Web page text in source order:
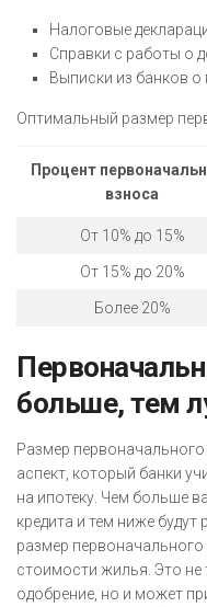
Налоговые
Справки с работы о
Выписки из банков о
Оптимальный размер
Процент
взноса
От 10% до 15%
От 15% до 20%
Более 20%
больше, тем
Размер
аспект, который банки
на ипотеку. Чем больше
кредита и тем ниже
размер
стоимости жилья. Это
одобрение, но и может